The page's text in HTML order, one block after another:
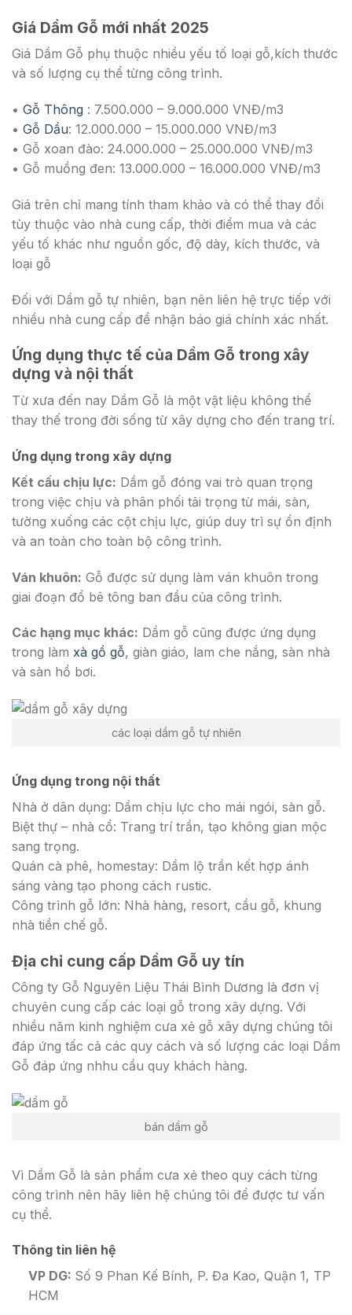
Giá Dầm Gỗ mới nhất 2025
Giá Dầm Gỗ phụ thuộc nhiều yếu tố loại gỗ,kích thước
và số lượng cụ thể từng công trình.
• Gỗ Thông : 7.500.000 – 9.000.000 VNĐ/m3
• Gỗ Dầu: 12.000.000 – 15.000.000 VNĐ/m3
• Gỗ xoan đào: 24.000.000 – 25.000.000 VNĐ/m3
• Gỗ muồng đen: 13.000.000 – 16.000.000 VNĐ/m3
Giá trên chỉ mang tính tham khảo và có thể thay đổi
tùy thuộc vào nhà cung cấp, thời điểm mua và các
yếu tố khác như nguồn gốc, độ dày, kích thước, và
loại gỗ
Đối với Dầm gỗ tự nhiên, bạn nên liên hệ trực tiếp với
nhiều nhà cung cấp để nhận báo giá chính xác nhất.
Ứng dụng thực tế của Dầm Gỗ trong xây
dựng và nội thất
Từ xưa đến nay Dầm Gỗ là một vật liệu không thể
thay thế trong đời sống từ xây dựng cho đến trang trí.
Ứng dụng trong xây dựng
Kết cấu chịu lực: Dầm gỗ đóng vai trò quan trọng
trong việc chịu và phân phối tải trọng từ mái, sàn,
tường xuống các cột chịu lực, giúp duy trì sự ổn định
và an toàn cho toàn bộ công trình.
Ván khuôn: Gỗ được sử dụng làm ván khuôn trong
giai đoạn đổ bê tông ban đầu của công trình.
Các hạng mục khác: Dầm gỗ cũng được ứng dụng
trong làm xà gồ gỗ, giàn giáo, lam che nắng, sàn nhà
và sàn hồ bơi.
các loại dầm gỗ tự nhiên
Ứng dụng trong nội thất
Nhà ở dân dụng: Dầm chịu lực cho mái ngói, sàn gỗ.
Biệt thự – nhà cổ: Trang trí trần, tạo không gian mộc
sang trọng.
Quán cà phê, homestay: Dầm lộ trần kết hợp ánh
sáng vàng tạo phong cách rustic.
Công trình gỗ lớn: Nhà hàng, resort, cầu gỗ, khung
nhà tiền chế gỗ.
Địa chỉ cung cấp Dầm Gỗ uy tín
Công ty Gỗ Nguyên Liệu Thái Bình Dương là đơn vị
chuyên cung cấp các loại gỗ trong xây dựng. Với
nhiều năm kinh nghiệm cưa xẻ gỗ xây dựng chúng tôi
đáp ứng tấc cả các quy cách và số lượng các loại Dầm
Gỗ đáp ứng nhhu cầu quy khách hàng.
bán dầm gỗ
Vì Dầm Gỗ là sản phẩm cưa xẻ theo quy cách từng
công trình nên hãy liên hệ chúng tôi để được tư vấn
cụ thể.
Thông tin liên hệ
VP DG: Số 9 Phan Kế Bính, P. Đa Kao, Quận 1, TP
HCM